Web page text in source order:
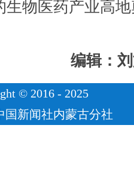
生物医药产业高
编辑：
© 2016 - 2025
国新闻社内蒙古分社